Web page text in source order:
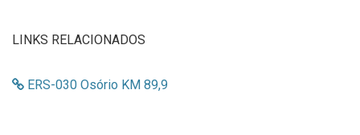
LINKS RELACIONADOS
ERS-030 Osório KM 89,9